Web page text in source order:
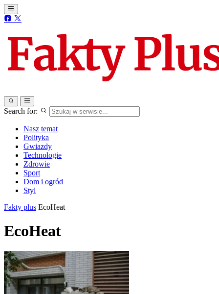
Search for:
Nasz temat
Polityka
Gwiazdy
Technologie
Zdrowie
Sport
Dom i ogród
Styl
Fakty plus EcoHeat
EcoHeat